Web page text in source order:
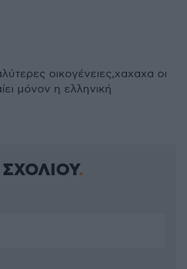
οικογένειες,χαχαχα οι
μόνον η ελληνική